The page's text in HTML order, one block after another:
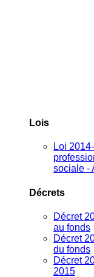
Lois
Loi
sociale -
Décrets
Décret
au fonds
Décret
du fonds
Décret
2015